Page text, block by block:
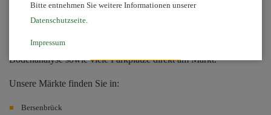
mit EC- und Kreditkarte, Lieferservice, Bestellservice,
Bodenanalyse sowie viele Parkplätze direkt am Markt.
Unsere Märkte finden Sie in:
Bersenbrück
Bitte entnehmen Sie weitere Informationen unserer
Datenschutzseite.
Impressum